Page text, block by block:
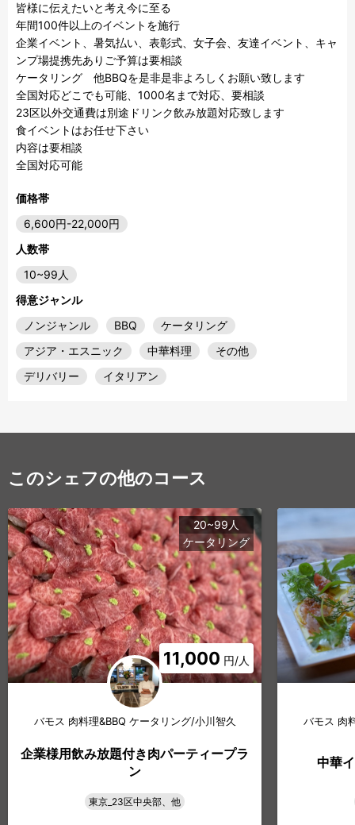
皆様に伝えたいと考え今に至る
年間100件以上のイベントを施行
企業イベント、暑気払い、表彰式、女子会、友達イベント、キャ
ンプ場提携先ありご予算は要相談
ケータリング　他BBQを是非是非よろしくお願い致します
全国対応どこでも可能、1000名まで対応、要相談
23区以外交通費は別途ドリンク飲み放題対応致します
食イベントはお任せ下さい
内容は要相談
全国対応可能
価格帯
6,600円-22,000円
人数帯
10~99人
得意ジャンル
ノンジャンル
BBQ
ケータリング
アジア・エスニック
中華料理
その他
デリバリー
イタリアン
このシェフの他のコース
11,000 円/人
20~99人
ケータリング
バモス 肉料理&BBQ ケータリング/小川智久
企業様用飲み放題付き肉パーティープラ
ン
東京_23区中央部、他
バモス 肉
中華